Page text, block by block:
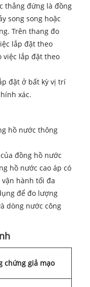
thẳng đứng là đồng
song song hoặc
Trên thang đo
lắp đặt theo
việc lắp đặt theo
đặt ở bất kỳ vị trí
xác.
hồ nước thông
đồng hồ nước
hồ nước cao áp có
hành tối đa
để đo lượng
dòng nước công
chứng giả mạo